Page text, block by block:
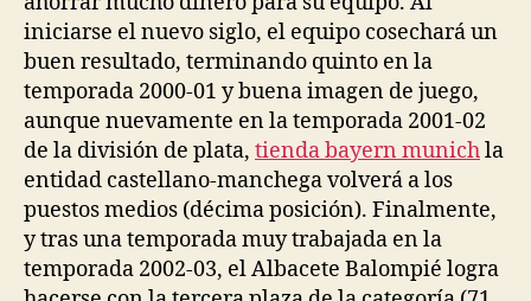
iniciarse el nuevo siglo, el equipo cosechará un
buen resultado, terminando quinto en la
temporada 2000-01 y buena imagen de juego,
aunque nuevamente en la temporada 2001-02
de la división de plata, tienda bayern munichla
entidad castellano-manchega volverá a los
puestos medios (décima posición). Finalmente,
y tras una temporada muy trabajada en la
temporada 2002-03, el Albacete Balompié logra